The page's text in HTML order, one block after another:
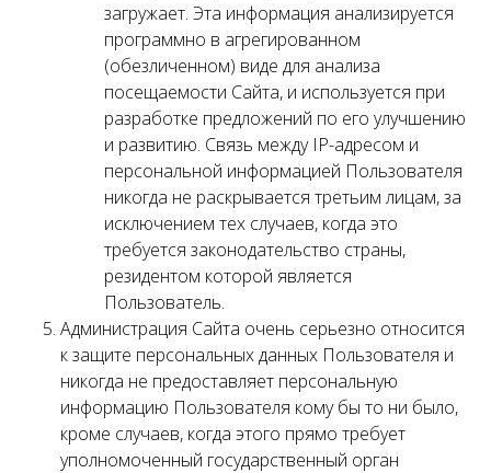
загружает. Эта информация анализируется
программно в агрегированном
(обезличенном) виде для анализа
посещаемости Сайта, и используется при
разработке предложений по его улучшению
и развитию. Связь между IP-адресом и
персональной информацией Пользователя
никогда не раскрывается третьим лицам, за
исключением тех случаев, когда это
требуется законодательство страны,
резидентом которой является
Пользователь.
Администрация Сайта очень серьезно относится
к защите персональных данных Пользователя и
никогда не предоставляет персональную
информацию Пользователя кому бы то ни было,
кроме случаев, когда этого прямо требует
уполномоченный государственный орган